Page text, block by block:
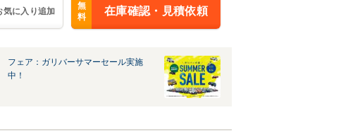
気に入り追加
無
料
在庫確認・見積依頼
フェア：ガリバーサマーセール実施
中！